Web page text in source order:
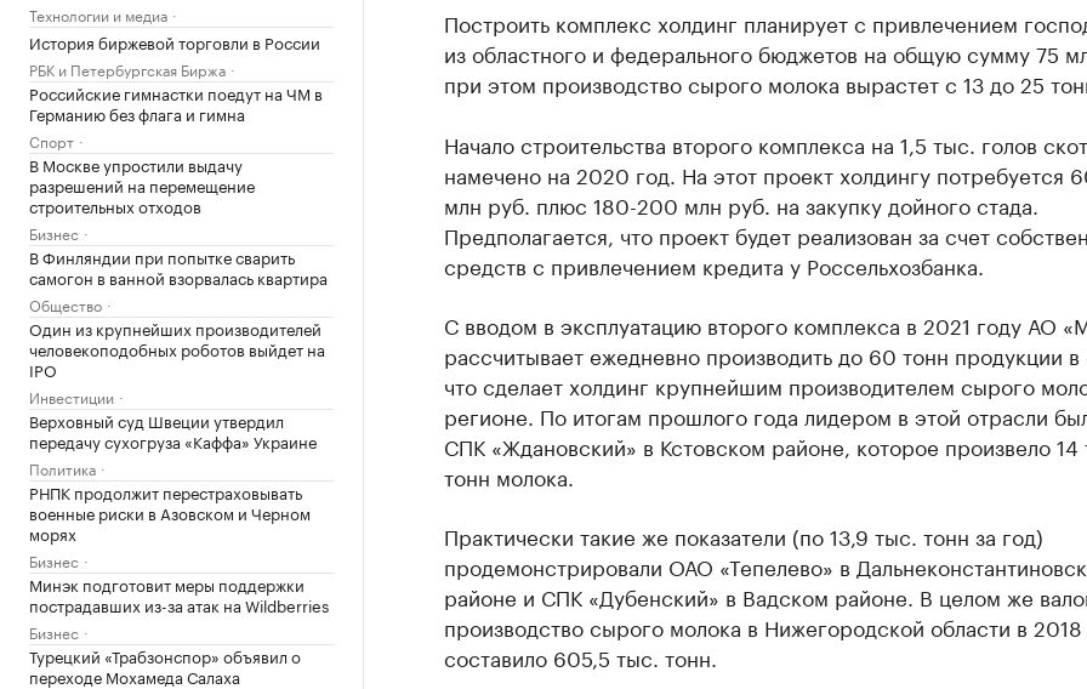
Технологии и медиа
История биржевой торговли в России
РБК и Петербургская Биржа
Российские гимнастки поедут на ЧМ в
Германию без флага и гимна
Спорт
В Москве упростили выдачу
разрешений на перемещение
строительных отходов
Бизнес
В Финляндии при попытке сварить
самогон в ванной взорвалась квартира
Общество
Один из крупнейших производителей
человекоподобных роботов выйдет на
IPO
Инвестиции
Верховный суд Швеции утвердил
передачу сухогруза «Каффа» Украине
Политика
РНПК продолжит перестраховывать
военные риски в Азовском и Черном
морях
Бизнес
Минэк подготовит меры поддержки
пострадавших из-за атак на Wildberries
Бизнес
Турецкий «Трабзонспор» объявил о
переходе Мохамеда Салаха
Построить комплекс холдинг планирует с привлечением
из областного и федерального бюджетов на общую сумму 75
при этом производство сырого молока вырастет с 13 до 25
Начало строительства второго комплекса на 1,5 тыс. голов
намечено на 2020 год. На этот проект холдингу потребуется
млн руб. плюс 180-200 млн руб. на закупку дойного стада.
Предполагается, что проект будет реализован за счет
средств с привлечением кредита у Россельхозбанка.
С вводом в эксплуатацию второго комплекса в 2021 году АО
рассчитывает ежедневно производить до 60 тонн продукции в
что сделает холдинг крупнейшим производителем сырого
регионе. По итогам прошлого года лидером в этой отрасли
СПК «Ждановский» в Кстовском районе, которое произвело 14
тонн молока.
Практически такие же показатели (по 13,9 тыс. тонн за год)
продемонстрировали ОАО «Тепелево» в
районе и СПК «­Дубенский» в Вадском районе. В целом же
производство сырого молока в Нижегородской области в 2018
составило 605,5 тыс. тонн.